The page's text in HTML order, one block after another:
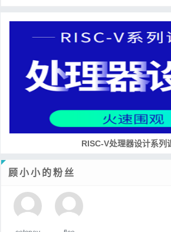
RISC-V处理器设计系列
顾小小的粉丝